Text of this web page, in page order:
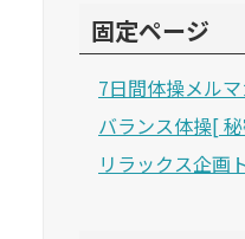
固定ページ
7日間体操メル
バランス体操[
リラックス企画